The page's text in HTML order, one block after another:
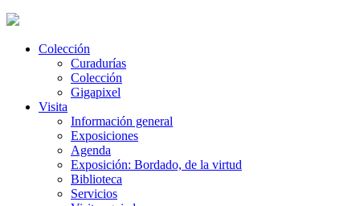
Colección
Curadurías
Colección
Gigapixel
Visita
Información general
Exposiciones
Agenda
Exposición: Bordado, de la virtud
Biblioteca
Servicios